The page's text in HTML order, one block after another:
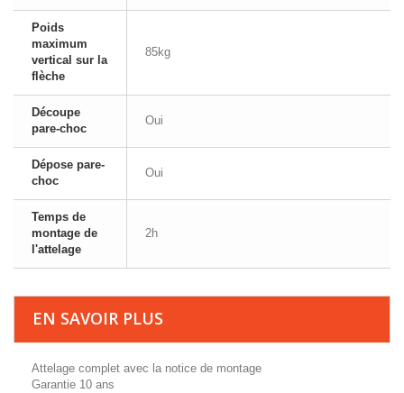
Poids
maximum
vertical sur la
flèche
85kg
Découpe
pare-choc
Oui
Dépose pare-
choc
Oui
Temps de
montage de
l'attelage
2h
EN SAVOIR PLUS
Attelage complet avec la notice de montage
Garantie 10 ans